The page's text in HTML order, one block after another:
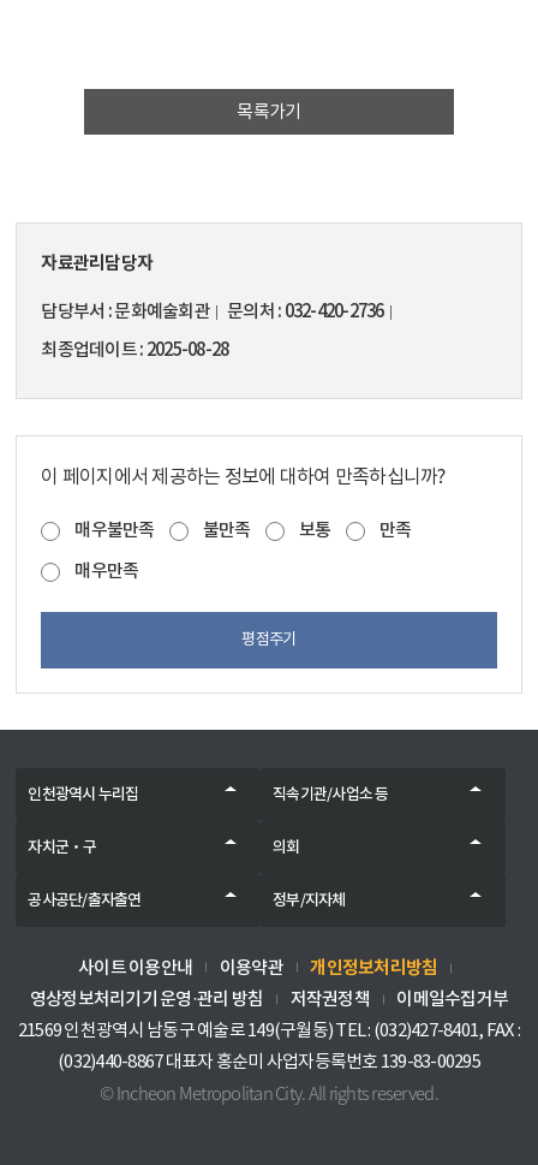
목록가기
자료관리담당자
담당부서 문화예술회관 문의처
032-420-2736
최종업데이트 2025-08-28
이 페이지에서 제공하는 정보에 대하여 만족하십니까?
매우불만족 불만족 보통
만족
매우만족
평점주기
인천광역시 누리집 직속기관/사업소 등
자치군‧구 의회
공사공단/출자출연 정부/지자체
사이트 이용안내 이용약관 개인정보처리방침
영상정보처리기기 운영·관리 방침 저작권정책
이메일수집거부
21569 인천광역시 남동구 예술로 149(구월동) TEL : (032)427-8401, FAX :
(032)440-8867 대표자 홍순미 사업자등록번호 139-83-00295
© Incheon Metropolitan City. All rights reserved.